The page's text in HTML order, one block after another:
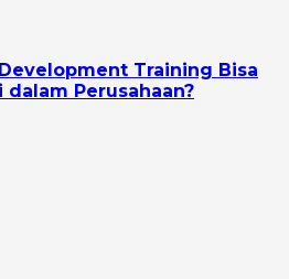
Training Bisa
Perusahaan?